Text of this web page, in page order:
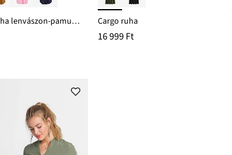
Ingblúz ruha lenvászon-pamut keverékből Cargo ruha
16 999 Ft